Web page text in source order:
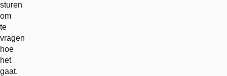
sturen
om
te
vragen
hoe
het
gaat.